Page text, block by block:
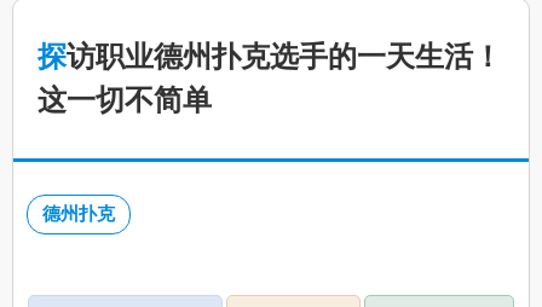
探访职业德州扑克选手的一天生活！
这一切不简单
德州扑克